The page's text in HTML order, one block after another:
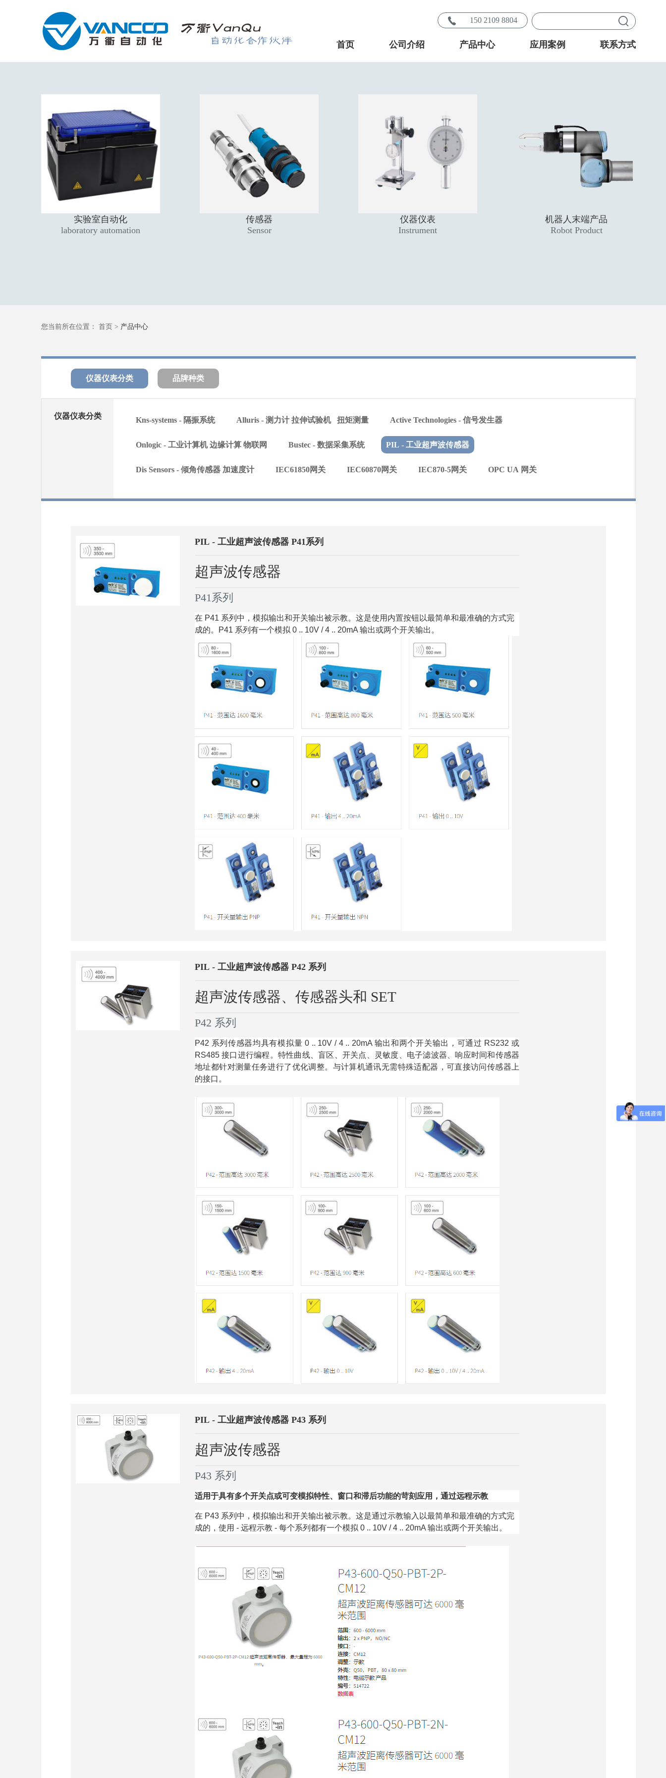
150 2109 8804
首页 公司介绍 产品中心 应用案例 联系方式
实验室自动化
laboratory automation
传感器
Sensor
仪器仪表
Instrument
机器人末端产品
Robot Product
您当前所在位置： 首页 > 产品中心
仪器仪表分类 品牌种类
仪器仪表分类 Kns-systems - 隔振系统 Alluris - 测力计 拉伸试验机 扭矩测量 Active Technologies - 信号发生器
Onlogic - 工业计算机 边缘计算 物联网 Bustec - 数据采集系统 PIL - 工业超声波传感器
Dis Sensors - 倾角传感器 加速度计 IEC61850网关 IEC60870网关 IEC870-5网关 OPC UA 网关
PIL - 工业超声波传感器 P41系列
超声波传感器
P41系列
在 P41 系列中，模拟输出和开关输出被示教。 这是使用内置按钮以最简单和最准确的方式完
成的。
P41 系列有一个模拟 0 .. 10V / 4 .. 20mA 输出或两个开关输出。
PIL - 工业超声波传感器 P42 系列
超声波传感器、传感器头和 SET
P42 系列
P42 系列传感器均具有模拟量 0 .. 10V / 4 .. 20mA 输出和两个开关输出，可通过 RS232 或
RS485 接口进行编程。 特性曲线、盲区、开关点、灵敏度、电子滤波器、响应时间和传感器
地址都针对测量任务进行了优化调整。 与计算机通讯无需特殊适配器，可直接访问传感器上
的接口。
PIL - 工业超声波传感器 P43 系列
超声波传感器
P43 系列
适用于具有多个开关点或可变模拟特性、窗口和滞后功能的苛刻应用，通过远程示教
在 P43 系列中，模拟输出和开关输出被示教。 这是通过示教输入以最简单和最准确的方式完
成的，使用 - 远程示教 - 每个系列都有一个模拟 0 .. 10V / 4 .. 20mA 输出或两个开关输出。